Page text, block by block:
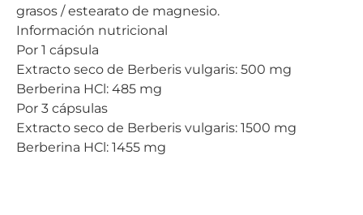
grasos / estearato de magnesio.
Información nutricional
Por 1 cápsula
Extracto seco de Berberis vulgaris: 500 mg
Berberina HCl: 485 mg
Por 3 cápsulas
Extracto seco de Berberis vulgaris: 1500 mg
Berberina HCl: 1455 mg